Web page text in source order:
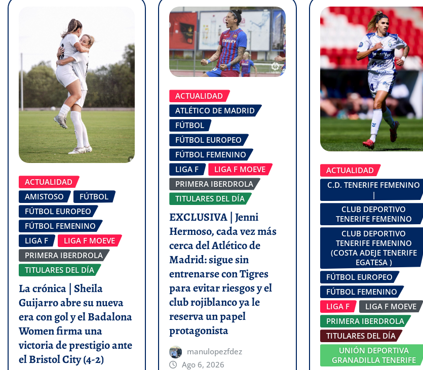
ACTUALIDAD
AMISTOSO
FÚTBOL
FÚTBOL EUROPEO
FÚTBOL FEMENINO
LIGA F
LIGA F MOEVE
PRIMERA IBERDROLA
TITULARES DEL DÍA
La crónica | Sheila
Guijarro abre su nueva
era con gol y el Badalona
Women firma una
victoria de prestigio ante
el Bristol City (4-2)
ACTUALIDAD
ATLÉTICO DE MADRID
FÚTBOL
FÚTBOL EUROPEO
FÚTBOL FEMENINO
LIGA F
LIGA F MOEVE
PRIMERA IBERDROLA
TITULARES DEL DÍA
EXCLUSIVA | Jenni
Hermoso, cada vez más
cerca del Atlético de
Madrid: sigue sin
entrenarse con Tigres
para evitar riesgos y el
club rojiblanco ya le
reserva un papel
protagonista
manulopezfdez
Ago 6, 2026
ACTUALIDAD
C.D. TENERIFE FEMENINO
|
CLUB DEPORTIVO
TENERIFE FEMENINO
CLUB DEPORTIVO
TENERIFE FEMENINO
(COSTA ADEJE TENERIFE
EGATESA )
FÚTBOL EUROPEO
FÚTBOL FEMENINO
LIGA F
LIGA F MOEVE
PRIMERA IBERDROLA
TITULARES DEL DÍA
UNIÓN DEPORTIVA
GRANADILLA TENERIFE